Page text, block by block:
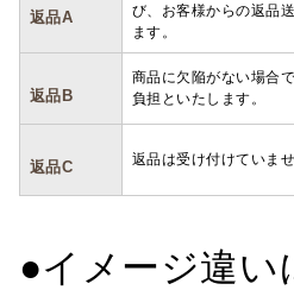
返品A
び、お客様からの返品
ます。
返品B
商品に欠陥がない場合
負担といたします。
返品C 返品は受け付けていま
●イメージ違